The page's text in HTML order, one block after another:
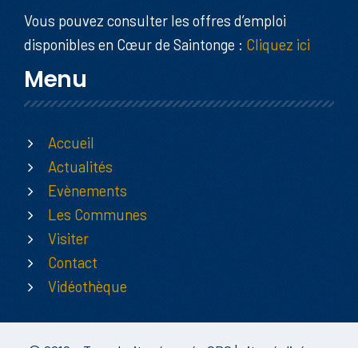
Vous pouvez consulter les offres d’emploi
disponibles en Cœur de Saintonge : Cliquez ici
Menu
Accueil
Actualités
Evènements
Les Communes
Visiter
Contact
Vidéothèque